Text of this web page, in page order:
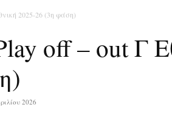
2025-26 (3η φάση)
off – out Γ
2026